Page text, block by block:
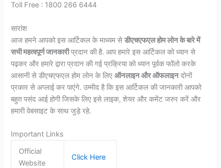
Toll Free : 1800 266 6444
सारांश
आज हमने आपको इस आर्टिकल के माध्यम सेडीएचएफएल होम लोन के बारे में
सभी महत्वपूर्ण जानकारीप्रदान की है. आप हमारे इस आर्टिकल को ध्यान से
पढ़कर और हमारे द्वारा प्रदान की गई प्रक्रिया को ध्यान पूर्वक फॉलो करके
आसानी से डीएचएफएल होम लोन के लिएऑनलाइन और ऑफलाइनदोनों
प्रकार से अप्लाई कर पाएंगे. उम्मीद है कि इस आर्टिकल की जानकारी आपको
बहुत पसंद आई होगी जिसके लिए इसे लाइक, शेयर और कमेंट जरुर करें और
हमारी वेबसाइट के साथ जुड़े रहे.
Important Links
Official
Website
Click Here